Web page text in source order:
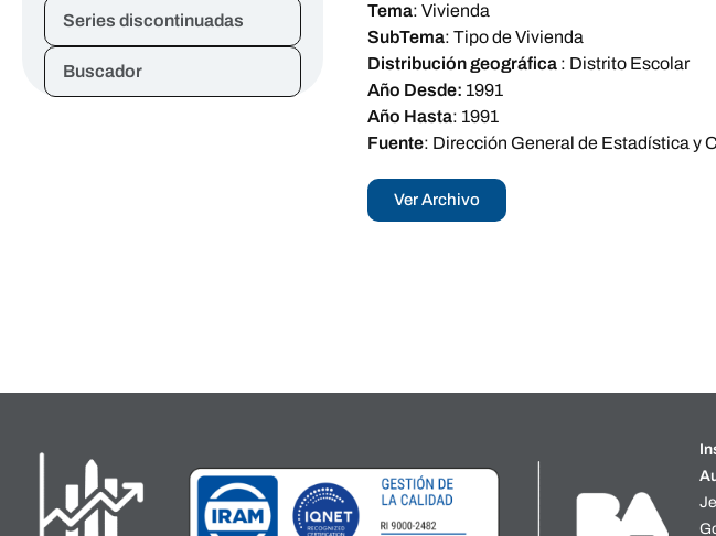
Series discontinuadas
Buscador
Tema: Vivienda
SubTema: Tipo de Vivienda
Distribución geográfica : Distrito Escolar
Año Desde: 1991
Año Hasta: 1991
Fuente: Dirección General de Estadística y
Ver Archivo